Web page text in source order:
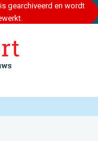
gearchiveerd en wordt